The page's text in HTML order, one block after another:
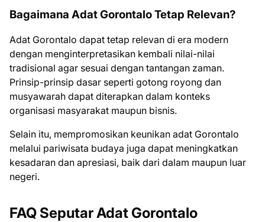
Bagaimana Adat Gorontalo Tetap Relevan?
Adat Gorontalo dapat tetap relevan di era modern
dengan menginterpretasikan kembali nilai-nilai
tradisional agar sesuai dengan tantangan zaman.
Prinsip-prinsip dasar seperti gotong royong dan
musyawarah dapat diterapkan dalam konteks
organisasi masyarakat maupun bisnis.
Selain itu, mempromosikan keunikan adat Gorontalo
melalui pariwisata budaya juga dapat meningkatkan
kesadaran dan apresiasi, baik dari dalam maupun luar
negeri.
FAQ Seputar Adat Gorontalo